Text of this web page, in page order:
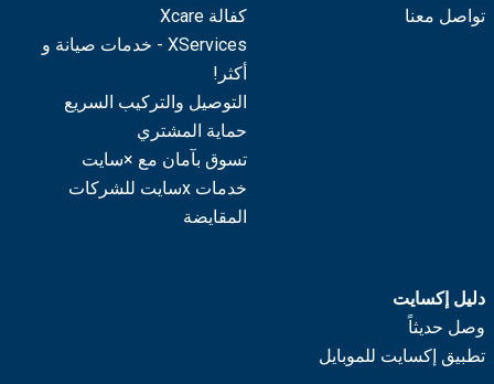
تواصل معنا
كفالة Xcare
XServices - خدمات صيانة و
أكثر!
التوصيل والتركيب السريع
حماية المشتري
تسوق بآمان مع ×سايت
خدمات xسايت للشركات
المقايضة
دليل إكسايت
وصل حديثاً
تطبيق إكسايت للموبايل